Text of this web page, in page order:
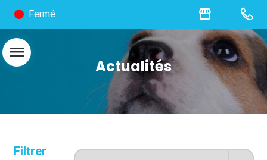
Fermé storefront
menu
Actualités
Filtrer